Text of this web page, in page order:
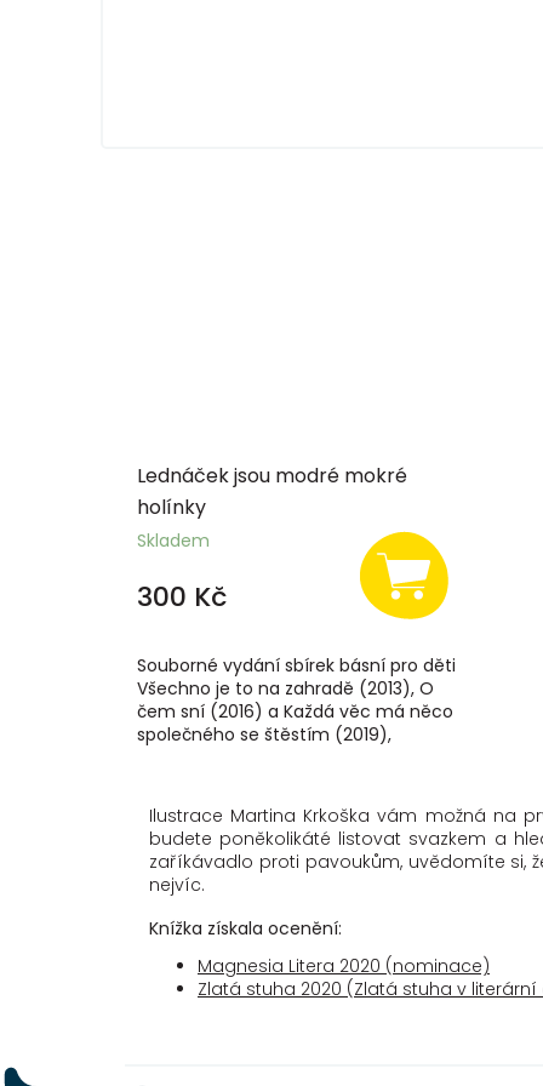
Lednáček jsou modré mokré
holínky
Skladem
300 Kč
Souborné vydání sbírek básní pro děti
Všechno je to na zahradě (2013), O
čem sní (2016) a Každá věc má něco
společného se štěstím (2019),
Ilustrace Martina Krkoška vám možná na
budete poněkolikáté listovat svazkem a
zaříkávadlo proti pavoukům, uvědomíte si,
nejvíc.
Knížka získala ocenění:
Magnesia Litera 2020 (nominace)
Zlatá stuha 2020 (Zlatá stuha v